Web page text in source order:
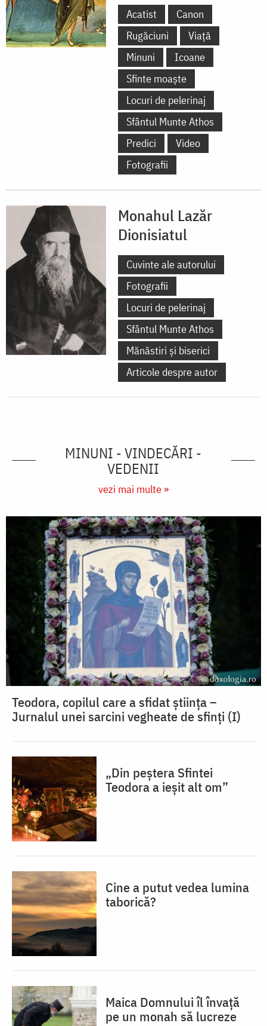
Acatist
Canon
Rugăciuni
Viață
Minuni
Icoane
Sfinte moaște
Locuri de pelerinaj
Sfântul Munte Athos
Predici
Video
Fotografii
Monahul Lazăr
Dionisiatul
Cuvinte ale autorului
Fotografii
Locuri de pelerinaj
Sfântul Munte Athos
Mănăstiri și biserici
Articole despre autor
MINUNI - VINDECĂRI -
VEDENII
vezi mai multe »
Teodora, copilul care a sfidat știința –
Jurnalul unei sarcini vegheate de sfinți (I)
„Din peștera Sfintei
Teodora a ieșit alt om”
Cine a putut vedea lumina
taborică?
Maica Domnului îl învață
pe un monah să lucreze